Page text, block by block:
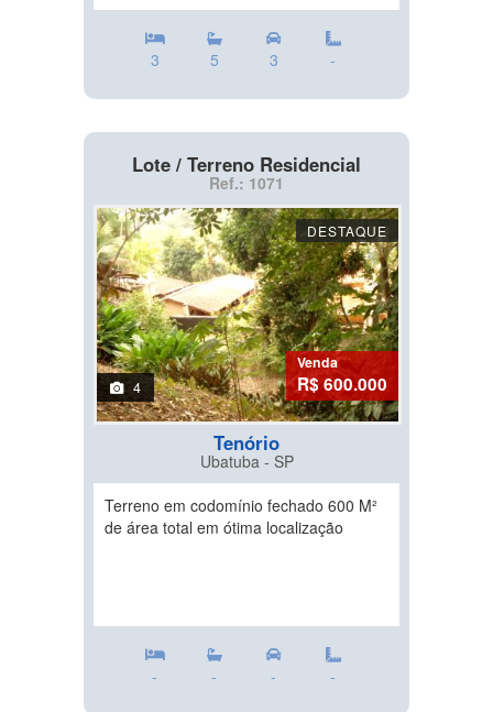
3 5 3 -
Lote / Terreno Residencial
Ref.: 1071
DESTAQUE
4
Venda
R$ 600.000
Tenório
Ubatuba - SP
Terreno em codomínio fechado 600 M²
de área total em ótima localização
- - - -